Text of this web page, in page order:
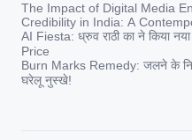
The Impact of Digital Media
Credibility in India: A
AI Fiesta: ध्रुव राठी का ने किया
Price
Burn Marks Remedy: जलने के
घरेलू नुस्खे!